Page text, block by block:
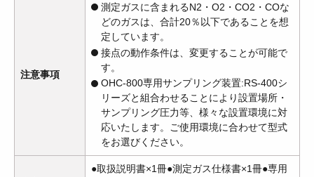
注意事項
測定ガスに含まれるN2・O2・CO2・COな
どのガスは、合計20％以下であることを想
定しています。
接点の動作条件は、変更することが可能で
す。
OHC-800専用サンプリング装置:RS-400シ
リーズと組合わせることにより設置場所・
サンプリング圧力等、様々な設置環境に対
応いたします。ご使用環境に合わせて型式
をお選びください。
●取扱説明書×1冊●測定ガス仕様書×1冊●専用